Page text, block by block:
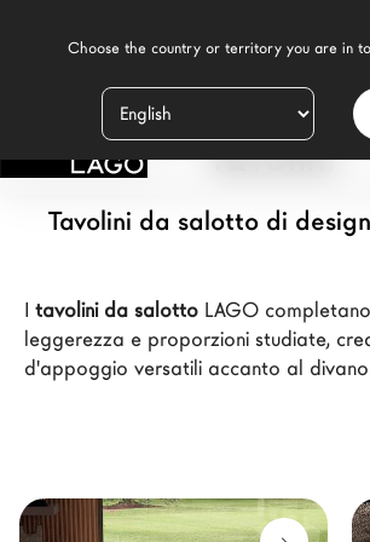
Prodotti
Contract
Negozi
Il Brand
Tavolini
Tavolini da salotto di
I tavolini da salotto LAGO
leggerezza e proporzioni studiate,
d'appoggio versatili accanto al
come
angolo raccolto della zona giorno.